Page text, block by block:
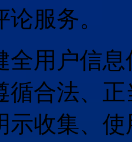
服务。
全用户信
循合法、
示收集、